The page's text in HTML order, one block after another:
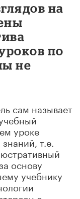
на
по
не
сам называет
уроке
т.е.
основу
учебнику